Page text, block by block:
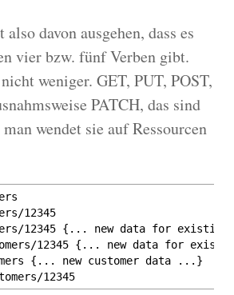
davon ausgehen, dass es
vier bzw. fünf Verben gibt.
weniger. GET, PUT, POST,
PATCH, das sind
wendet sie auf Ressourcen
12345
12345 {... new data for
12345 {... new data for
{... new customer data ...}
12345